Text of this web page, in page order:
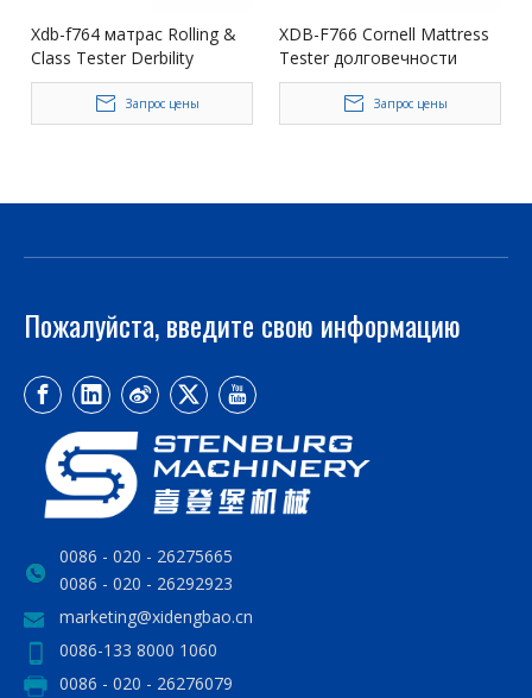
Xdb-f764 матрас Rolling &
Class Tester Derbility
Запрос цены
XDB-F766 Cornell Mattress
Tester долговечности
Запрос цены
Пожалуйста, введите свою информацию
0086 - 020 - 26275665
0086 - 020 - 26292923
marketing@xidengbao.cn
0086-133 8000 1060
0086 - 020 - 26276079